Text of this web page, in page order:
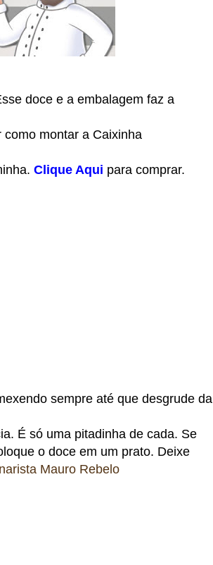
doce e a embalagem faz a
montar a Caixinha
Clique Aqui para comprar.
sempre até que desgrude da
É só uma pitadinha de cada. Se
o doce em um prato. Deixe
Mauro Rebelo